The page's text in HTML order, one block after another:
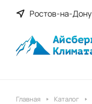
Ростов-на-Дону
Главная Каталог